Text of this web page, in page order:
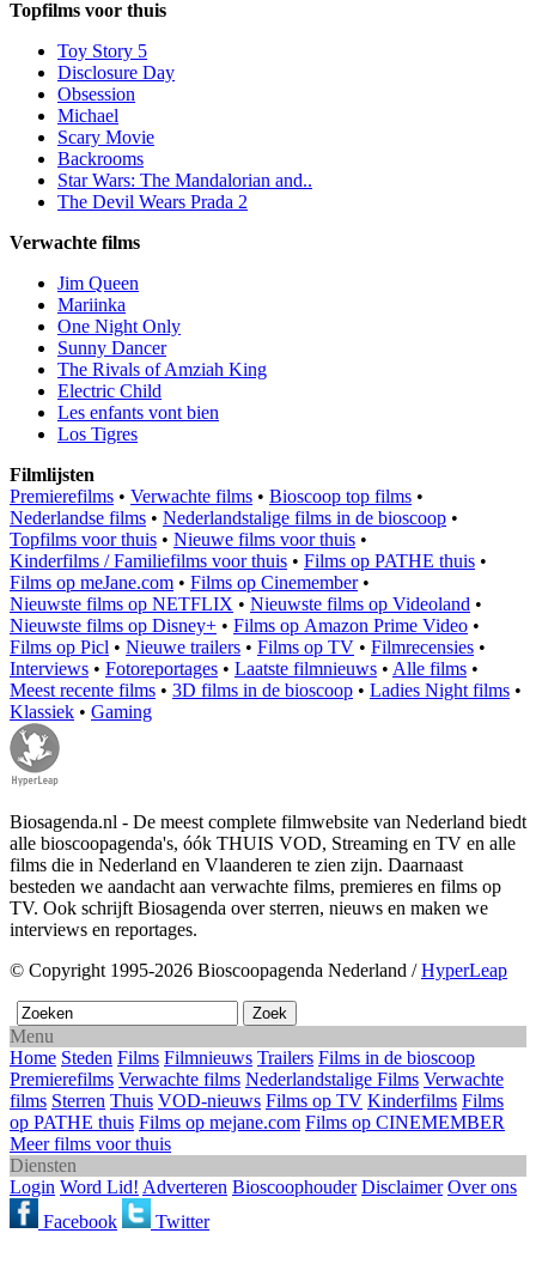
Topfilms voor thuis
Toy Story 5
Disclosure Day
Obsession
Michael
Scary Movie
Backrooms
Star Wars: The Mandalorian and..
The Devil Wears Prada 2
Verwachte films
Jim Queen
Mariinka
One Night Only
Sunny Dancer
The Rivals of Amziah King
Electric Child
Les enfants vont bien
Los Tigres
Filmlijsten
Premierefilms • Verwachte films • Bioscoop top films •
Nederlandse films • Nederlandstalige films in de bioscoop •
Topfilms voor thuis • Nieuwe films voor thuis •
Kinderfilms / Familiefilms voor thuis • Films op PATHE thuis •
Films op meJane.com • Films op Cinemember•
Nieuwste films op NETFLIX • Nieuwste films op Videoland •
Nieuwste films op Disney+ • Films op Amazon Prime Video •
Films op Picl • Nieuwe trailers • Films op TV • Filmrecensies •
Interviews • Fotoreportages • Laatste filmnieuws • Alle films •
Meest recente films • 3D films in de bioscoop • Ladies Night films •
Klassiek • Gaming
Biosagenda.nl - De meest complete filmwebsite van Nederland biedt
alle bioscoopagenda's, óók THUIS VOD, Streaming en TV en alle
films die in Nederland en Vlaanderen te zien zijn. Daarnaast
besteden we aandacht aan verwachte films, premieres en films op
TV. Ook schrijft Biosagenda over sterren, nieuws en maken we
interviews en reportages.
© Copyright 1995-2026 Bioscoopagenda Nederland /HyperLeap
Menu
Home Steden Films Filmnieuws Trailers Films in de bioscoop
Premierefilms Verwachte films Nederlandstalige Films Verwachte
films Sterren Thuis VOD-nieuws Films op TV Kinderfilms Films
op PATHE thuis Films op mejane.com Films op CINEMEMBER
Meer films voor thuis
Diensten
Login Word Lid! Adverteren Bioscoophouder Disclaimer Over ons
Facebook
Twitter